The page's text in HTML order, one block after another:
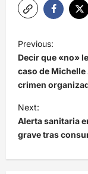
N
a
v
e
g
a
Previous:
Decir que «no»
caso de
crimen
Next:
Alerta sanitaria
grave tras